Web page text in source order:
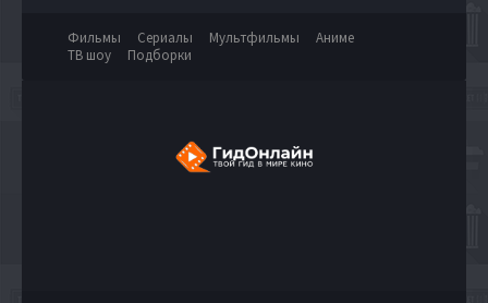
Фильмы Сериалы Мультфильмы
Аниме
ТВ шоу
Подборки